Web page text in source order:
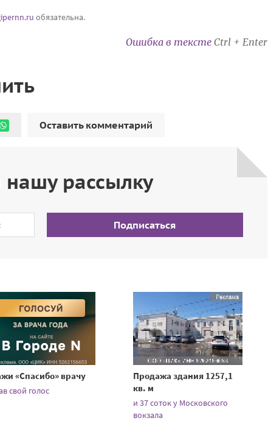
обязательна.
Ошибка в тексте Ctrl + Enter
Оставить комментарий
рассылку
Подписаться
«Спасибо» врачу
свой голос
Продажа здания 1257,1
кв. м
и 37 соток у Московского
вокзала